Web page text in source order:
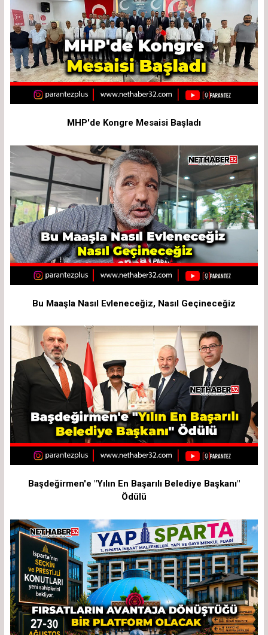
MHP'de Kongre Mesaisi Başladı
Bu Maaşla Nasıl Evleneceğiz, Nasıl Geçineceğiz
Başdeğirmen'e "Yılın En Başarılı Belediye Başkanı"
Ödülü